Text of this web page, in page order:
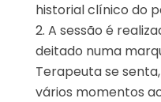
historial clínico do
A sessão é
deitado numa
Terapeuta se
vários momentos